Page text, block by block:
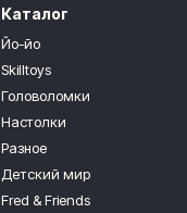
Каталог
Йо-йо
Skilltoys
Головоломки
Настолки
Разное
Детский мир
Fred & Friends